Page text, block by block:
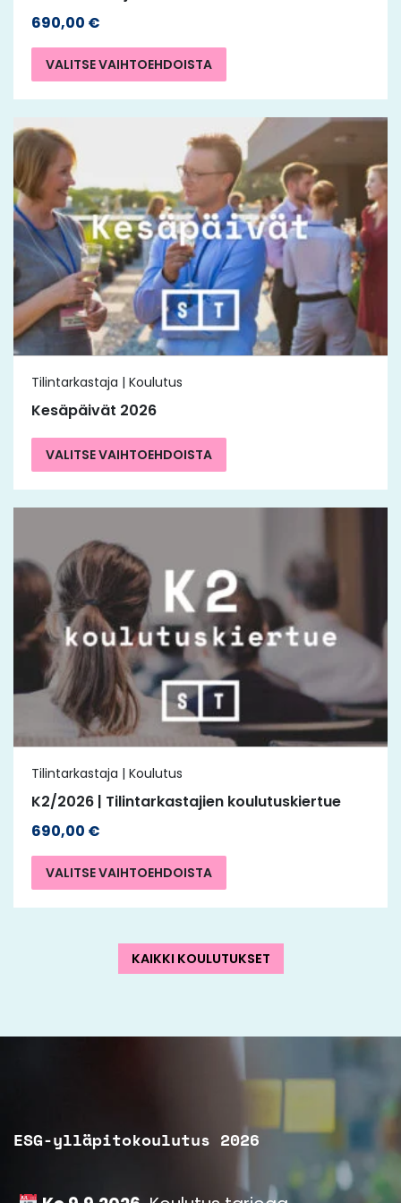
690,00 €
VALITSE VAIHTOEHDOISTA
Tilintarkastaja | Koulutus
Kesäpäivät 2026
VALITSE VAIHTOEHDOISTA
Tilintarkastaja | Koulutus
K2/2026 | Tilintarkastajien koulutuskiertue
690,00 €
VALITSE VAIHTOEHDOISTA
KAIKKI KOULUTUKSET
ESG-ylläpitokoulutus 2026